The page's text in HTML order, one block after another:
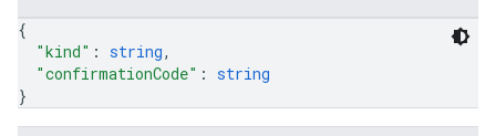
{
"kind" : string,
"confirmationCode" : string
}